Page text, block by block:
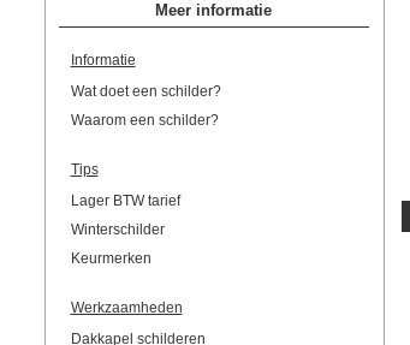
Meer informatie
Informatie
Wat doet een schilder?
Waarom een schilder?
Tips
Lager BTW tarief
Winterschilder
Keurmerken
Werkzaamheden
Dakkapel schilderen